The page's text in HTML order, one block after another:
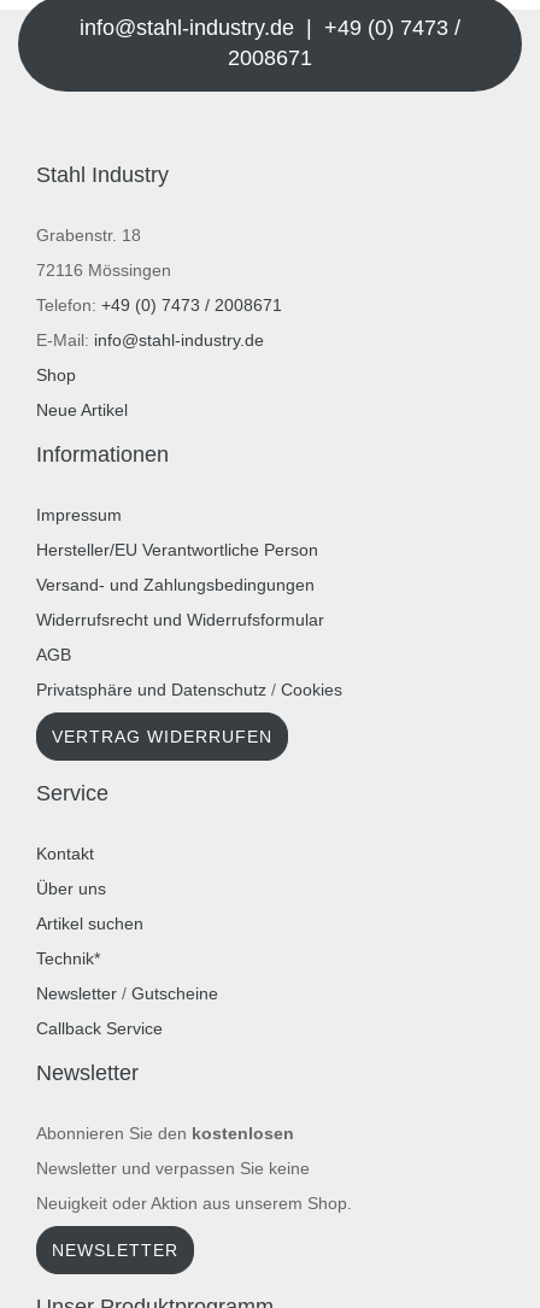
info@stahl-industry.de | +49 (0) 7473 /
2008671
Stahl Industry
Grabenstr. 18
72116 Mössingen
Telefon: +49 (0) 7473 / 2008671
E-Mail: info@stahl-industry.de
Shop
Neue Artikel
Informationen
Impressum
Hersteller/EU Verantwortliche Person
Versand- und Zahlungsbedingungen
Widerrufsrecht und Widerrufsformular
AGB
Privatsphäre und Datenschutz / Cookies
VERTRAG WIDERRUFEN
Service
Kontakt
Über uns
Artikel suchen
Technik*
Newsletter / Gutscheine
Callback Service
Newsletter
Abonnieren Sie den kostenlosen
Newsletter und verpassen Sie keine
Neuigkeit oder Aktion aus unserem Shop.
NEWSLETTER